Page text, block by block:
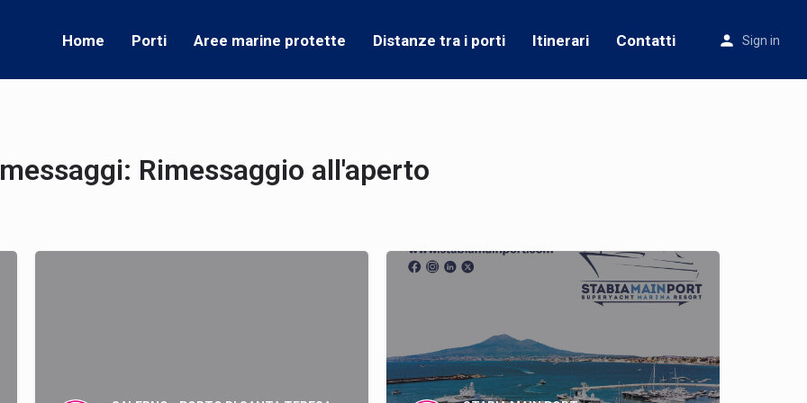
Home Porti Aree marine protette Distanze tra i porti Itinerari Contatti Sign in
Rimessaggio all'aperto